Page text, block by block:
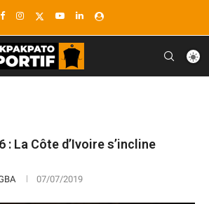
: La Côte d’Ivoire s’incline
07/07/2019